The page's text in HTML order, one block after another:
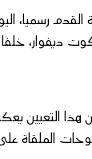
القدم رسميا،
ديفوار،
هذا
الملقاة على